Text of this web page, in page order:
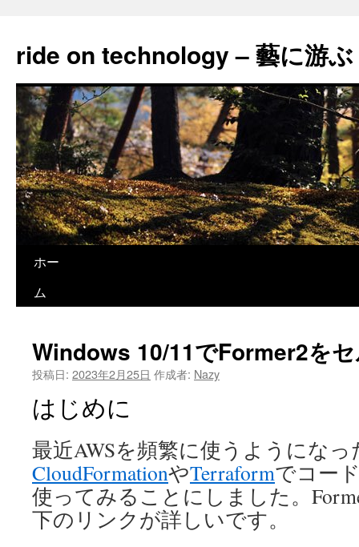
ride on technology – 藝に游ぶ
ン
ツ
へ
キ
ホー
ム
Windows 10/11でFormer2を
投稿日: 2023年2月25日 作成者: Nazy
はじめに
最近AWSを頻繁に使うようにな
CloudFormationやTerraformでコー
使ってみることにしました。
下のリンクが詳しいです。